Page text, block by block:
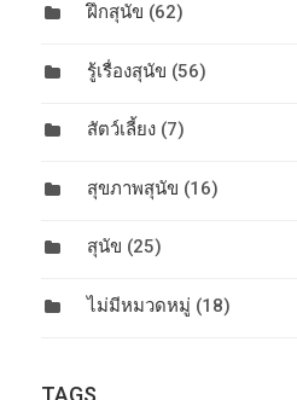
ฝึกสุนัข (62)
รู้เรื่องสุนัข (56)
สัตว์เลี้ยง(7)
สุขภาพสุนัข (16)
สุนัข (25)
ไม่มีหมวดหมู่ (18)
TAGS